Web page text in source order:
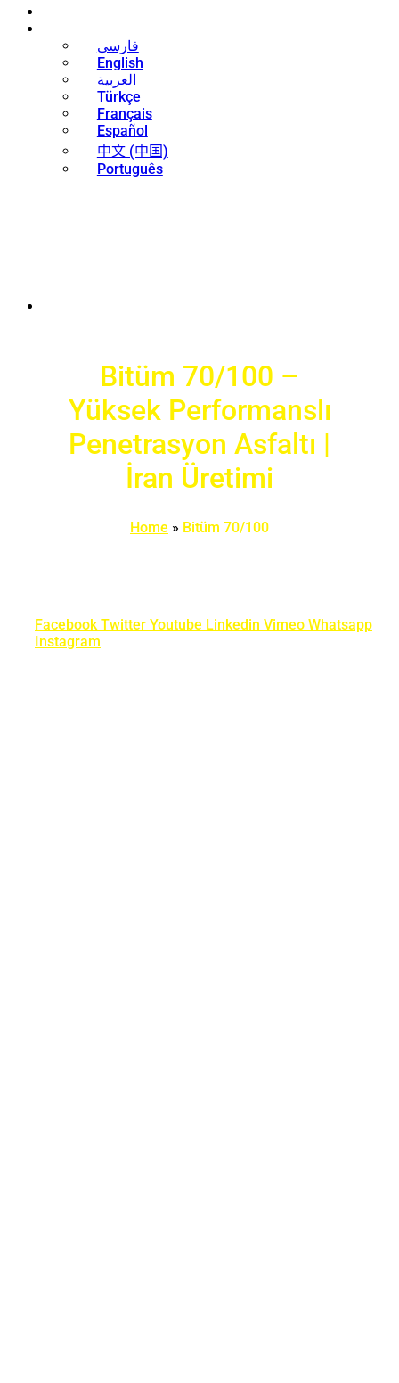
فارسی
English
العربية
Türkçe
Français
Español
中文 (中国)
Português
Bitüm 70/100 –
Yüksek Performanslı
Penetrasyon Asfaltı |
İran Üretimi
Home » Bitüm 70/100
Facebook Twitter Youtube Linkedin Vimeo Whatsapp
Instagram